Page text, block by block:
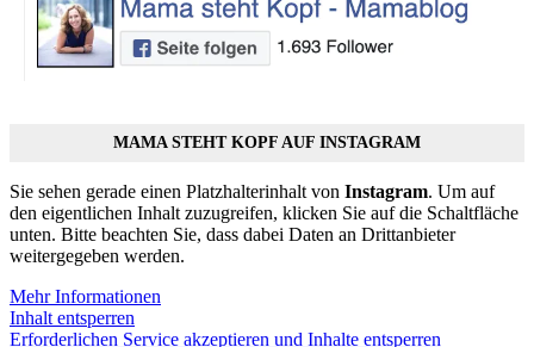
MAMA STEHT KOPF AUF INSTAGRAM
Sie sehen gerade einen Platzhalterinhalt von Instagram. Um auf
den eigentlichen Inhalt zuzugreifen, klicken Sie auf die Schaltfläche
unten. Bitte beachten Sie, dass dabei Daten an Drittanbieter
weitergegeben werden.
Mehr Informationen
Inhalt entsperren
Erforderlichen Service akzeptieren und Inhalte entsperren